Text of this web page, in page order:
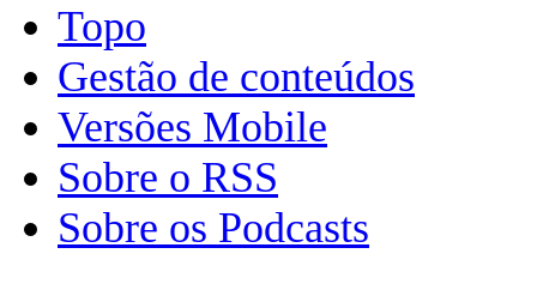
Topo
Gestão de conteúdos
Versões Mobile
Sobre o RSS
Sobre os Podcasts